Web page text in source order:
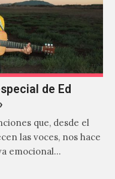
de Ed
que, desde el
las voces, nos hace
emocional…